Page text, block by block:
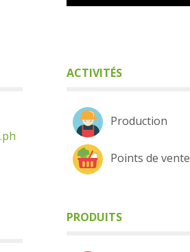
ACTIVITÉS
Production
Points de vente
PRODUITS